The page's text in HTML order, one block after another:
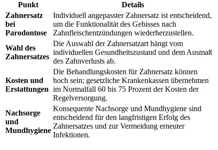
Punkt
Details
Zahnersatz
bei
Parodontose
Individuell angepasster Zahnersatz ist entscheidend,
um die Funktionalität des Gebisses nach
Zahnfleischentzündungen wiederherzustellen.
Wahl des
Zahnersatzes
Die Auswahl der Zahnersatzart hängt vom
individuellen Gesundheitszustand und dem Ausmaß
des Zahnverlusts ab.
Kosten und
Erstattungen
Die Behandlungskosten für Zahnersatz können
hoch sein; gesetzliche Krankenkassen übernehmen
im Normalfall 60 bis 75 Prozent der Kosten der
Regelversorgung.
Nachsorge
und
Mundhygiene
Konsequente Nachsorge und Mundhygiene sind
entscheidend für den langfristigen Erfolg des
Zahnersatzes und zur Vermeidung erneuter
Infektionen.